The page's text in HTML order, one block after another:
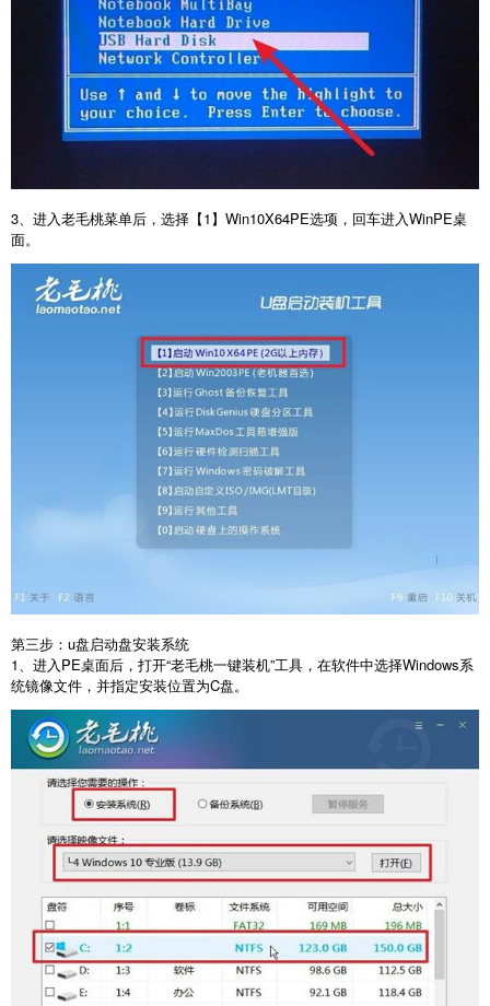
3、进入老毛桃菜单后，选择【1】 Win10X64PE选项，回车进入WinPE桌
面。
第三步： u盘启动盘安装系统
1、进入PE桌面后，打开“老毛桃一键装机”工具，在软件中选择Windows系
统镜像文件，并指定安装位置为C盘。